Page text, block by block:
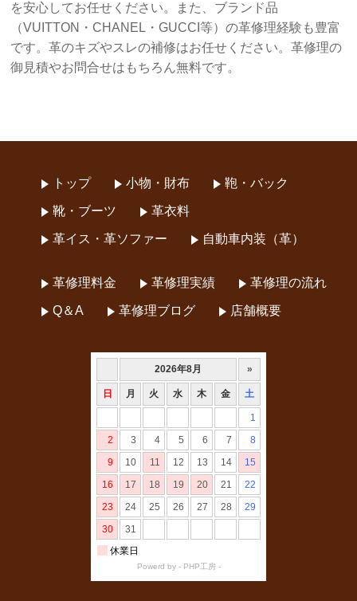
を安心してお任せください。また、ブランド品
（VUITTON・CHANEL・GUCCI等）の革修理経験も豊富
です。革のキズやスレの補修はお任せください。革修理の
御見積やお問合せはもちろん無料です。
トップ 小物・財布 鞄・バック
靴・ブーツ 革衣料
革イス・革ソファー 自動車内装（革）
革修理料金 革修理実績 革修理の流れ
Q＆A 革修理ブログ 店舗概要